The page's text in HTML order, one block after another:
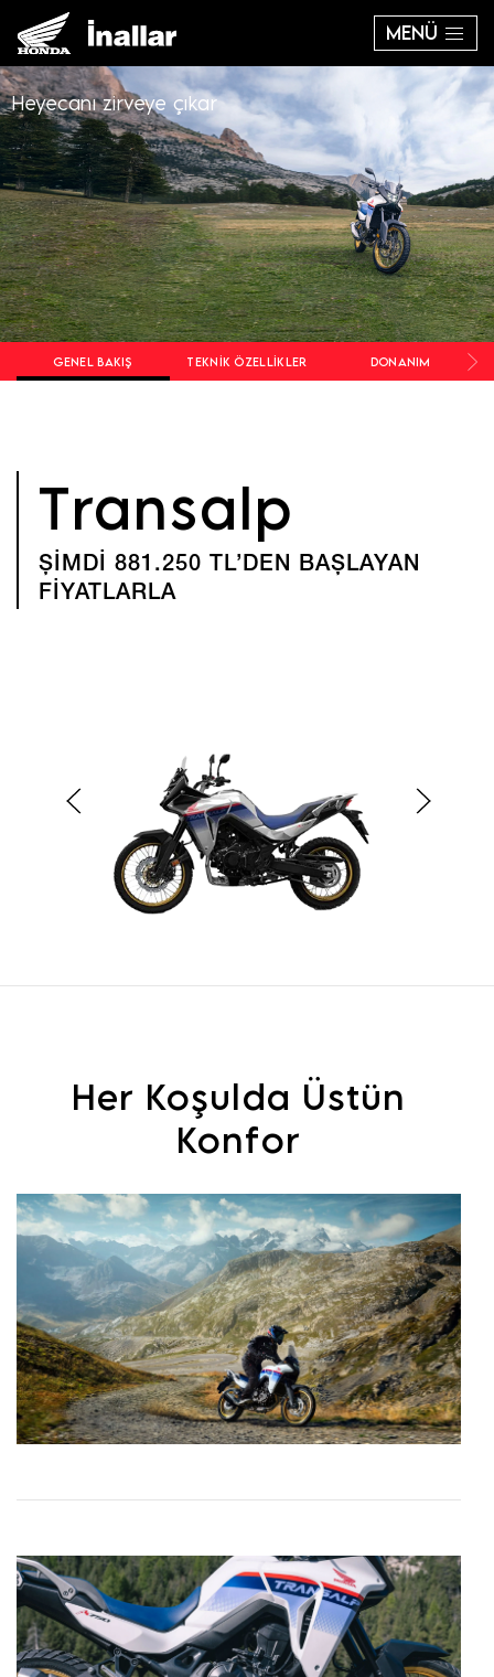
MENÜ
Heyecanı zirveye çıkar
GENEL BAKIŞ TEKNIK ÖZELLIKLER DONANIM
Transalp
ŞİMDİ 881.250 TL’DEN BAŞLAYAN
FİYATLARLA
Her Koşulda Üstün
Konfor